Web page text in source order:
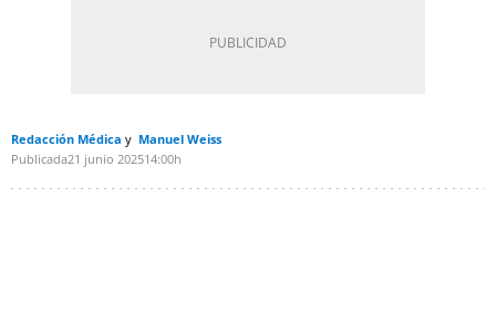
Redacción Médica
Manuel Weiss
Publicada21 junio 202514:00h